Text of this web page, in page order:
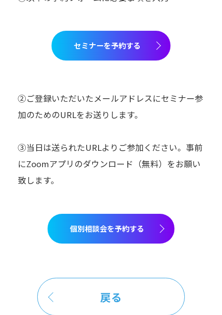
セミナーを予約する
②ご登録いただいたメールアドレスにセミナー参
加のためのURLをお送りします。
③当日は送られたURLよりご参加ください。事前
にZoomアプリのダウンロード（無料）をお願い
致します。
個別相談会を予約する
戻る